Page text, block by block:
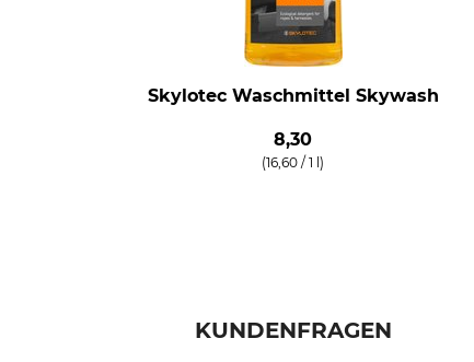
Skylotec Waschmittel Skywash
8,30
(16,60 / 1 l)
KUNDENFRAGEN